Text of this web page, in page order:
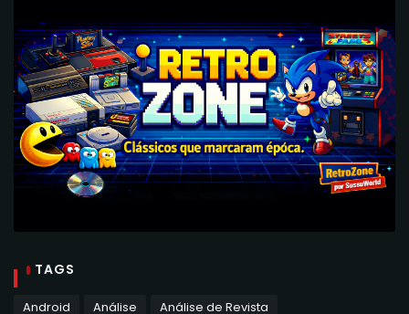
TAGS
Android Análise
Análise de Revista